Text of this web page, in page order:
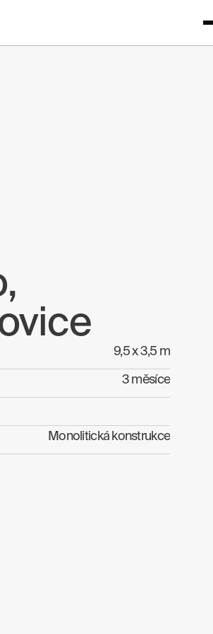
9,5 x 3,5 m
3 měsíce
Monolitická konstrukce